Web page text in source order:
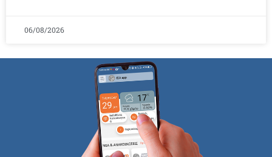
06/08/2026